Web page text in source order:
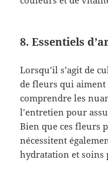
8. Essentiels
Lorsqu’il s’agit de
de fleurs qui
comprendre les
l’entretien pour
Bien que ces fleurs
nécessitent
hydratation et soins